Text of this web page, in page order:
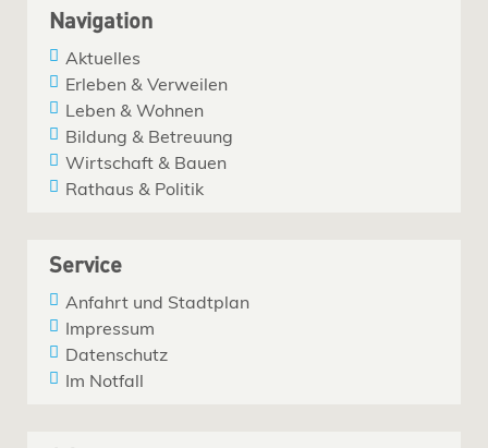
Navigation
Aktuelles
Erleben & Verweilen
Leben & Wohnen
Bildung & Betreuung
Wirtschaft & Bauen
Rathaus & Politik
Service
Anfahrt und Stadtplan
Impressum
Datenschutz
Im Notfall